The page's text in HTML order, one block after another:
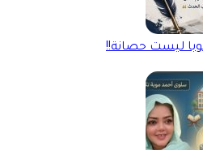
ليست حصانة!!